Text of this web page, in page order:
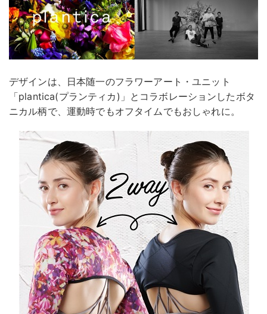
デザインは、日本随一のフラワーアート・ユニット
「plantica(プランティカ)」とコラボレーションしたボタ
ニカル柄で、運動時でもオフタイムでもおしゃれに。